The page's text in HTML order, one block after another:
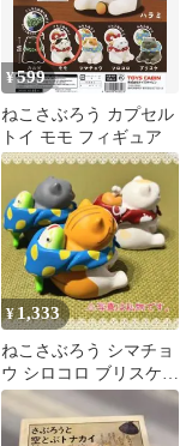
¥ 599
ねこさぶろう カプセル
トイ モモ フィギュア
¥1,333
ねこさぶろう シマチョ
ウ シロコロ ブリスケ
ガチャ フィギュア カプ
セルトイ